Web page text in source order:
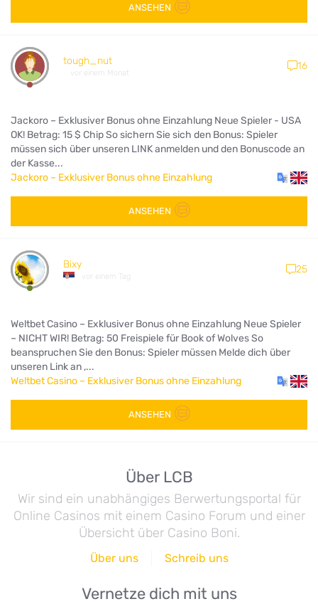
ANSEHEN
tough_nut
vor einem Monat
16
Jackoro – Exklusiver Bonus ohne Einzahlung Neue Spieler - USA
OK! Betrag: 15 $ Chip So sichern Sie sich den Bonus: Spieler
müssen sich über unseren LINK anmelden und den Bonuscode an
der Kasse...
Jackoro – Exklusiver Bonus ohne Einzahlung
ANSEHEN
Bixy
vor einem Tag
25
Weltbet Casino – Exklusiver Bonus ohne Einzahlung Neue Spieler
– NICHT WIR! Betrag: 50 Freispiele für Book of Wolves So
beanspruchen Sie den Bonus: Spieler müssen Melde dich über
unseren Link an ,...
Weltbet Casino – Exklusiver Bonus ohne Einzahlung
ANSEHEN
Über LCB
Wir sind ein unabhängiges Berwertungsportal für
Online Casinos mit einem Casino Forum und einer
Übersicht über Casino Boni.
Über uns Schreib uns
Vernetze dich mit uns